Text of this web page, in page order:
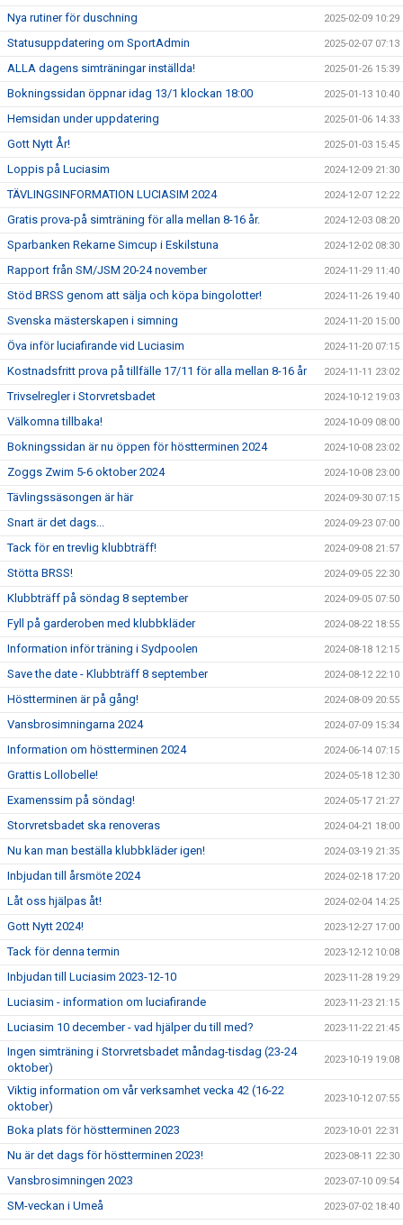
Nya rutiner för duschning 2025-02-09 10:29
Statusuppdatering om SportAdmin 2025-02-07 07:13
ALLA dagens simträningar inställda! 2025-01-26 15:39
Bokningssidan öppnar idag 13/1 klockan 18:00 2025-01-13 10:40
Hemsidan under uppdatering 2025-01-06 14:33
Gott Nytt År! 2025-01-03 15:45
Loppis på Luciasim 2024-12-09 21:30
TÄVLINGSINFORMATION LUCIASIM 2024 2024-12-07 12:22
Gratis prova-på simträning för alla mellan 8-16 år. 2024-12-03 08:20
Sparbanken Rekarne Simcup i Eskilstuna 2024-12-02 08:30
Rapport från SM/JSM 20-24 november 2024-11-29 11:40
Stöd BRSS genom att sälja och köpa bingolotter! 2024-11-26 19:40
Svenska mästerskapen i simning 2024-11-20 15:00
Öva inför luciafirande vid Luciasim 2024-11-20 07:15
Kostnadsfritt prova på tillfälle 17/11 för alla mellan 8-16 år 2024-11-11 23:02
Trivselregler i Storvretsbadet 2024-10-12 19:03
Välkomna tillbaka! 2024-10-09 08:00
Bokningssidan är nu öppen för höstterminen 2024 2024-10-08 23:02
Zoggs Zwim 5-6 oktober 2024 2024-10-08 23:00
Tävlingssäsongen är här 2024-09-30 07:15
Snart är det dags... 2024-09-23 07:00
Tack för en trevlig klubbträff! 2024-09-08 21:57
Stötta BRSS! 2024-09-05 22:30
Klubbträff på söndag 8 september 2024-09-05 07:50
Fyll på garderoben med klubbkläder 2024-08-22 18:55
Information inför träning i Sydpoolen 2024-08-18 12:15
Save the date - Klubbträff 8 september 2024-08-12 22:10
Höstterminen är på gång! 2024-08-09 20:55
Vansbrosimningarna 2024 2024-07-09 15:34
Information om höstterminen 2024 2024-06-14 07:15
Grattis Lollobelle! 2024-05-18 12:30
Examenssim på söndag! 2024-05-17 21:27
Storvretsbadet ska renoveras 2024-04-21 18:00
Nu kan man beställa klubbkläder igen! 2024-03-19 21:35
Inbjudan till årsmöte 2024 2024-02-18 17:20
Låt oss hjälpas åt! 2024-02-04 14:25
Gott Nytt 2024! 2023-12-27 17:00
Tack för denna termin 2023-12-12 10:08
Inbjudan till Luciasim 2023-12-10 2023-11-28 19:29
Luciasim - information om luciafirande 2023-11-23 21:15
Luciasim 10 december - vad hjälper du till med? 2023-11-22 21:45
Ingen simträning i Storvretsbadet måndag-tisdag (23-24
oktober)
2023-10-19 19:08
Viktig information om vår verksamhet vecka 42 (16-22
oktober)
2023-10-12 07:55
Boka plats för höstterminen 2023 2023-10-01 22:31
Nu är det dags för höstterminen 2023! 2023-08-11 22:30
Vansbrosimningen 2023 2023-07-10 09:54
SM-veckan i Umeå 2023-07-02 18:40